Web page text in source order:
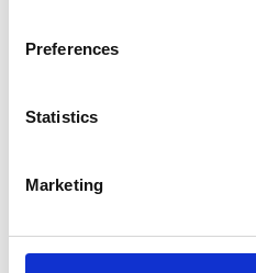
Preferences
Statistics
Marketing
Zahraniční obchod Itálie
Přehled Ekonomika
Itálie